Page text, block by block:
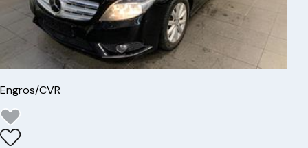
Engros/CVR